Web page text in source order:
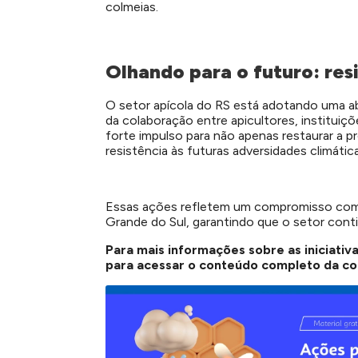
colmeias.
Olhando para o futuro:
O setor apícola do RS está adotando uma
da colaboração entre apicultores,
forte impulso para não apenas restaurar a
resistência às futuras adversidades
Essas ações refletem um compromisso
Grande do Sul, garantindo que o setor
Para mais informações sobre as
para acessar o conteúdo completo da